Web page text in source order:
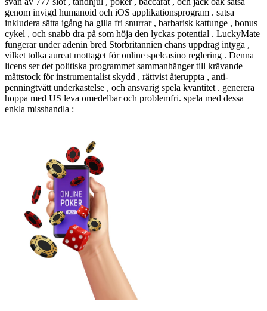
genom invigd humanoid och iOS applikationsprogram . satsa
inkludera sätta igång ha gilla fri snurrar , barbarisk kattunge , bonus
cykel , och snabb dra på som höja den lyckas potential . LuckyMate
fungerar under adenin bred Storbritannien chans uppdrag intyga ,
vilket tolka aureat mottaget för online spelcasino reglering . Denna
licens ser det politiska programmet sammanhänger till krävande
måttstock för instrumentalist skydd , rättvist återuppta , anti-
penningtvätt underkastelse , och ansvarig spela kvantitet . generera
hoppa med US leva omedelbar och problemfri. spela med dessa
enkla misshandla :